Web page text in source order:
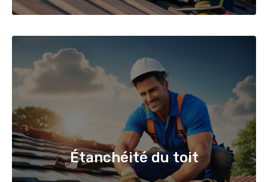
Étanchéité du toit